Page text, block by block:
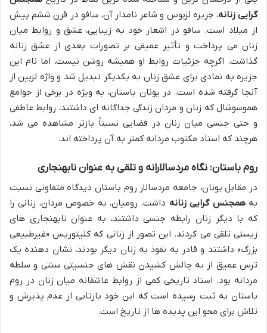
گرایی زنانه، جزیره لزبوس و شاعر نامدار آن، سافو در قرن ششم پیش
از میلاد است. سافو در اشعار خود به زیبایی، عشق و روابط میان
زنان می پرداخت و تأثیر عمیقی بر تصورات بعدی از عشق زنانه
گذاشت. اگرچه جزئیات روابط او همیشه روشن نیست، اما نام این
جزیره به نمادی برای عشق زنان به یکدیگر تبدیل شد و واژه لزبین از
آنجا گرفته شده است. در یونان باستان، به ویژه در برخی از جوامع
هموسوشال که زنان و مردان زندگی جداگانه ای داشتند، روابط عاطفی
و حتی جنسی میان زنان در فضایی نسبتاً بازتر مشاهده می شد،
هرچند که اسناد مکتوب مردانه کمتر به آن پرداخته اند.
روم باستان: نگاه مردسالارانه و تلقی به عنوان نابهنجاری
در مقابل یونان، جامعه مردسالار روم باستان دیدگاه متفاوتی نسبت
بههمجنس گرایی زنانه داشت. رومیان، به خصوص مردان، زنانی را
که با دیگر زنان رابطه جنسی داشتند، به عنوان نابهنجاری های
زیستی تلقی می کردند. این تصور از زنانی که کلیتوریس «غیرطبیعی
بزرگ» داشتند و قادر به نفوذ به زنان دیگر بودند، نشان دهنده یک
ترس عمیق از به چالش کشیدن نقش های جنسیتی سنتی و سلطه
مردانه بود. اسناد تاریخی کمی از روابط عاشقانه میان زنان در روم
باستان به ثبت رسیده است که این خود بازتابی از عدم پذیرش و
تلاش برای محو این پدیده ها از تاریخ است.